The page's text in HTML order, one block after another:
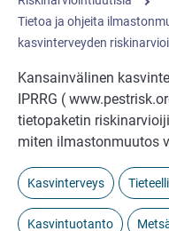
Tietoa ja ohjeita
kasvinterveyden
Kansainvälinen
IPRRG (
tietopaketin
miten ilmastonmuutos
Kasvinterveys
Kasvintuotanto